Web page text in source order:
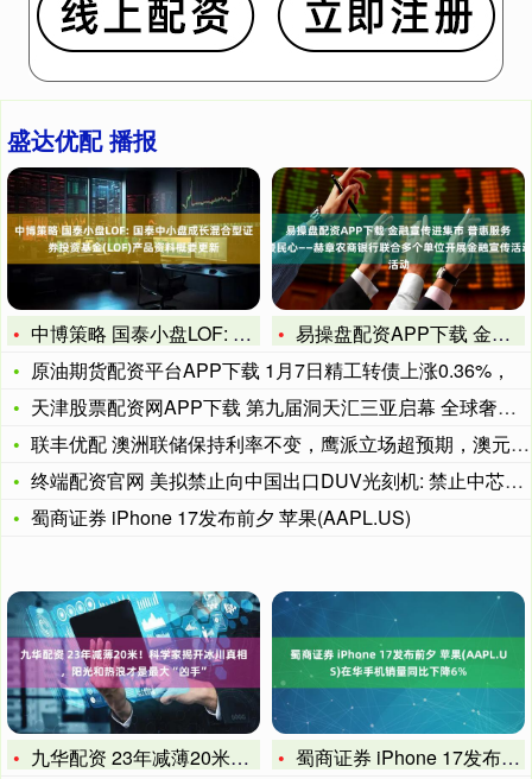
盛达优配 播报
中博策略 国泰小盘LOF: 国泰中小盘成长混合型证券投资基金
易操盘配资APP下载 金融宣传进集市 普惠服务暖民心——赫章
原油期货配资平台APP下载 1月7日精工转债上涨0.36%，
天津股票配资网APP下载 第九届洞天汇三亚启幕 全球奢旅资源
联丰优配 澳洲联储保持利率不变，鹰派立场超预期，澳元跌势何时
终端配资官网 美拟禁止向中国出口DUV光刻机: 禁止中芯国际
蜀商证券 iPhone 17发布前夕 苹果(AAPL.US)
九华配资 23年减薄20米！科学家揭开冰川真相，阳光和热浪才
蜀商证券 iPhone 17发布前夕 苹果(AAPL.US)